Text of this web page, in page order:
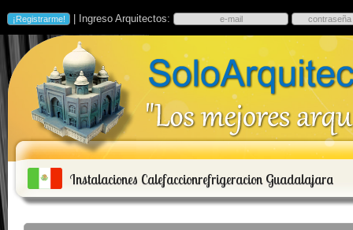
| Ingreso Arquitectos:
Instalaciones Calefaccionrefrigeracion Guadalajara